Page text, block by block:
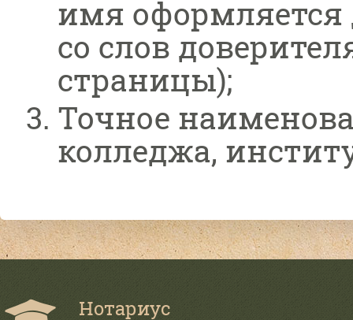
имя оформляется
со слов
страницы);
Точное
колледжа,
Нотариус